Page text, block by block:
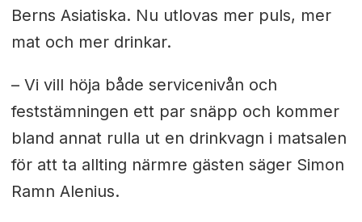
Berns Asiatiska. Nu utlovas mer puls, mer
mat och mer drinkar.
– Vi vill höja både servicenivån och
feststämningen ett par snäpp och kommer
bland annat rulla ut en drinkvagn i matsalen
för att ta allting närmre gästen säger Simon
Ramn Alenius.